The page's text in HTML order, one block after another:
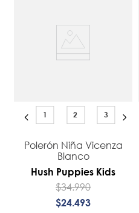
1 2 3
Polerón Niña Vicenza
Blanco
Hush Puppies Kids
$34.990
$24.493